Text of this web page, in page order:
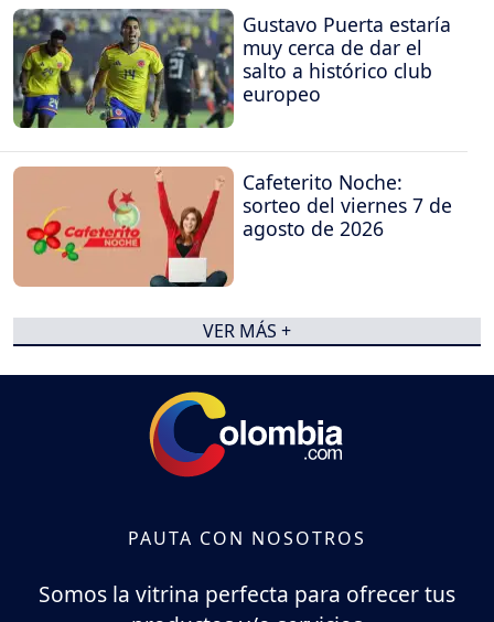
Gustavo Puerta estaría
muy cerca de dar el
salto a histórico club
europeo
Cafeterito Noche:
sorteo del viernes 7 de
agosto de 2026
VER MÁS +
PAUTA CON NOSOTROS
Somos la vitrina perfecta para ofrecer tus